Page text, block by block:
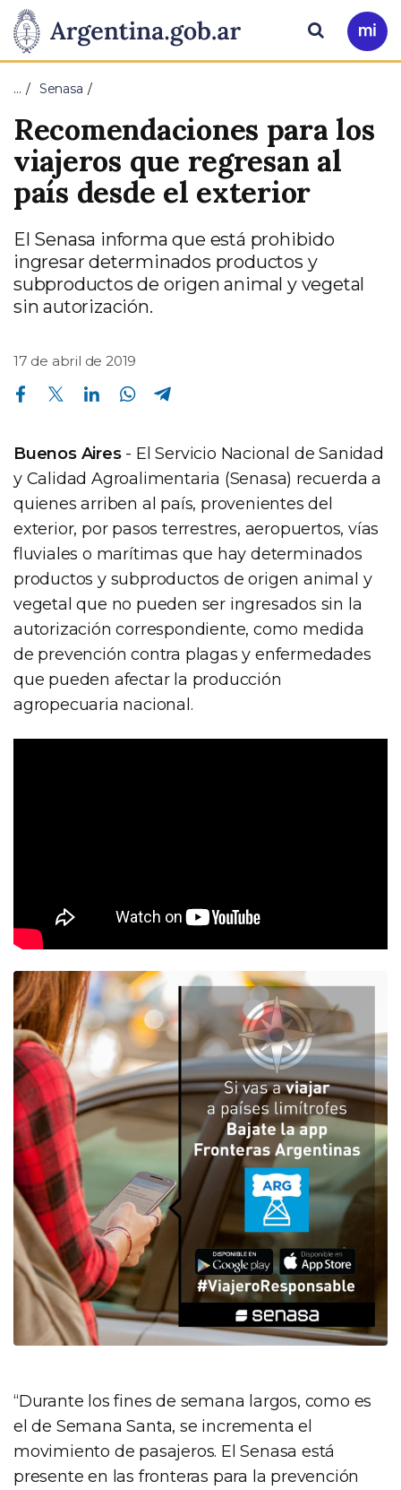
Presidencia
de
la
Nación
Pasar al contenido principal
Ir
a
Buscar
… Senasa
Recomendaciones para los
viajeros que regresan al
país desde el exterior
El Senasa informa que está prohibido
ingresar determinados productos y
subproductos de origen animal y vegetal
sin autorización.
17 de abril de 2019
Compartir en Facebook Compartir en Twitter Compartir en Linkedin Compartir en Whatsapp
Buenos Aires- El Servicio Nacional de Sanidad
y Calidad Agroalimentaria (Senasa) recuerda a
quienes arriben al país, provenientes del
exterior, por pasos terrestres, aeropuertos, vías
fluviales o marítimas que hay determinados
productos y subproductos de origen animal y
vegetal que no pueden ser ingresados sin la
autorización correspondiente, como medida
de prevención contra plagas y enfermedades
que pueden afectar la producción
agropecuaria nacional.
“Durante los fines de semana largos, como es
el de Semana Santa, se incrementa el
movimiento de pasajeros. El Senasa está
presente en las fronteras para la prevención